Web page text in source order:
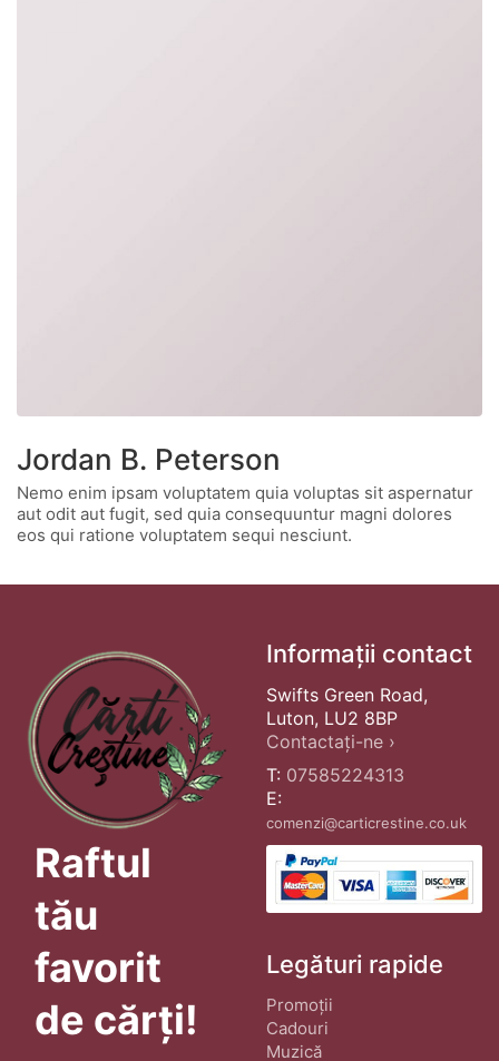
Jordan B. Peterson
Nemo enim ipsam voluptatem quia voluptas sit aspernatur
aut odit aut fugit, sed quia consequuntur magni dolores
eos qui ratione voluptatem sequi nesciunt.
Raftul
tău
favorit
de cărți!
Informații contact
Swifts Green Road,
Luton, LU2 8BP
Contactați-ne ›
T: 07585224313
E:
comenzi@carticrestine.co.uk
Legături rapide
Promoții
Cadouri
Muzică